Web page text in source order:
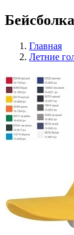
Главная
Летние